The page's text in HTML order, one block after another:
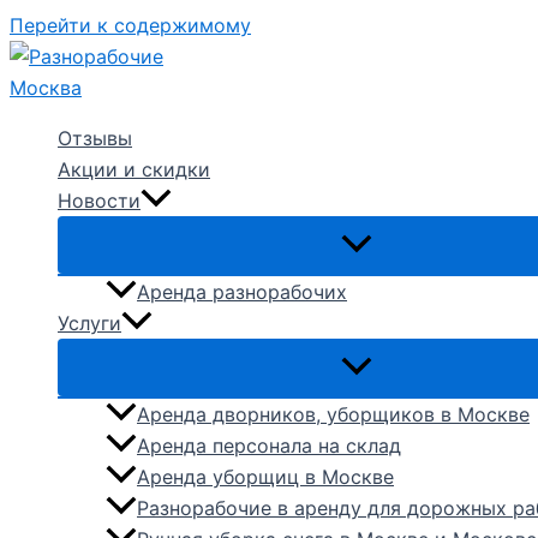
Перейти к содержимому
Отзывы
Акции и скидки
Новости
Аренда разнорабочих
Услуги
Аренда дворников, уборщиков в Москве
Аренда персонала на склад
Аренда уборщиц в Москве
Разнорабочие в аренду для дорожных